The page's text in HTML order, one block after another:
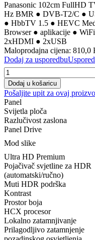
Panasonic 102cm FullHD
Hz BMR ● DVB-T2/C ●
● HbbTV 1.5 ● HEVC
Browser ● aplikacije ●
2xHDMI ● 2xUSB
Maloprodajna cijena: 810,0
Dodaj za usporedbu
Pošaljite upit za ovaj
Panel
Svijetla ploča
Razlučivost zaslona
Panel Drive
Mod slike
Ultra HD Premium
Pojačivač svjetline za HDR
(automatski/ručno)
Muti HDR podrška
Kontrast
Prostor boja
HCX procesor
Lokalno zatamnjivanje
Prilagodljivo zatamnjenje